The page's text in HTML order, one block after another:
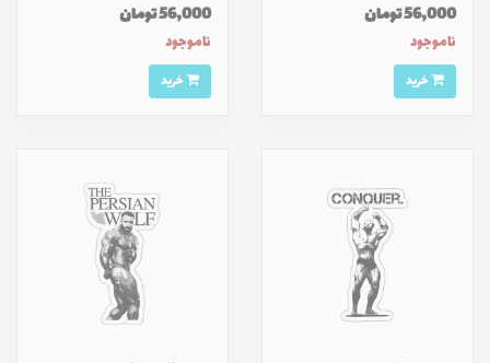
56,000 تومان
ناموجود
56,000 تومان
ناموجود